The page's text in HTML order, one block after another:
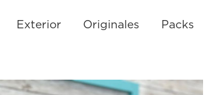
Exterior Originales Packs